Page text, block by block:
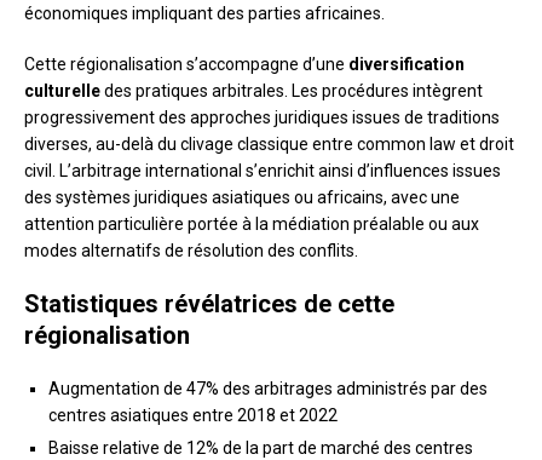
économiques impliquant des parties africaines.
Cette régionalisation s’accompagne d’une diversification
culturelledes pratiques arbitrales. Les procédures intègrent
progressivement des approches juridiques issues de traditions
diverses, au-delà du clivage classique entre common law et droit
civil. L’arbitrage international s’enrichit ainsi d’influences issues
des systèmes juridiques asiatiques ou africains, avec une
attention particulière portée à la médiation préalable ou aux
modes alternatifs de résolution des conflits.
Statistiques révélatrices de cette
régionalisation
Augmentation de 47% des arbitrages administrés par des
centres asiatiques entre 2018 et 2022
Baisse relative de 12% de la part de marché des centres